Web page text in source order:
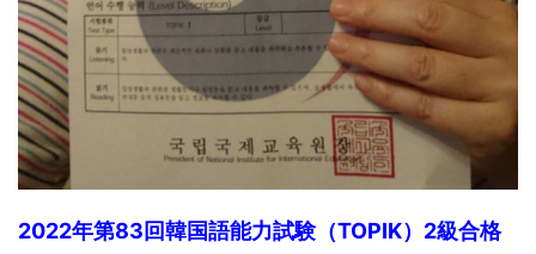
2022年第83回韓国語能力試験（TOPIK）2級合格